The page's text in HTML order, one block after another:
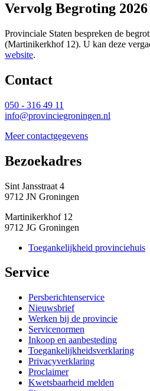
Vervolg Begroting 2026
Provinciale Staten bespreken de
(Martinikerkhof 12). U kan deze
website.
Contact
050 - 316 49 11
info@provinciegroningen.nl
Meer contactgegevens
Bezoekadres
Sint Jansstraat 4
9712 JN Groningen
Martinikerkhof 12
9712 JG Groningen
Toegankelijkheid provinciehuis
Service
Persberichtenservice
Nieuwsbrief
Werken bij de provincie
Servicenormen
Inkoop en aanbesteding
Toegankelijkheidsverklaring
Privacyverklaring
Proclaimer
Kwetsbaarheid melden